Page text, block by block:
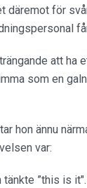
däremot för
att ha
som en
hon ännu
var:
”this is